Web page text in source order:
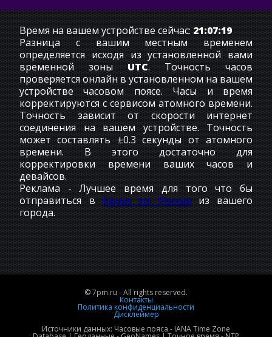
Время на вашем устройстве сейчас:21:07:19
Разница с вашим местным временем
определяется исходя из установленной вами
временной зоныUTC. Точность часов
проверяется онлайн в установленном на вашем
устройстве часовом поясе. Часы и время
корректируются с сервисом атомного времени.
Точность зависит от скорости интернет
соединения на вашем устройстве. Точность
может составлять ±0.3 секунды от атомного
времени. В этого достаточно для
корректировки времени ваших часов и
девайсов.
Реклама - Лучшее время для того что бы
отправиться вКруиз по Россиииз вашего
города.
© 7pm.ru - All rights reserved.
Контакты
Политика конфиденциальности
Дисклеймер
Источники данных: Часовые пояса - IANA Time Zone